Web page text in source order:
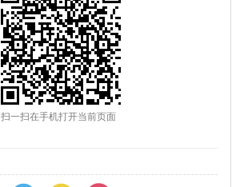
扫一扫在手机打开当前页面